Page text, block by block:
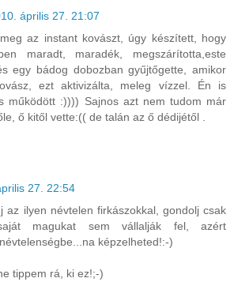
április 27. 21:07
az instant kovászt, úgy készített, hogy
maradt, maradék, megszárította,este
egy bádog dobozban gyűjtőgette, amikor
ezt aktivizálta, meleg vízzel. Én is
működött :)))) Sajnos azt nem tudom már
ő kitől vette:(( de talán az ő dédijétől .
27. 22:54
az ilyen névtelen firkászokkal, gondolj csak
magukat sem vállalják fel, azért
képzelheted!:-)
tippem rá, ki ez!;-)